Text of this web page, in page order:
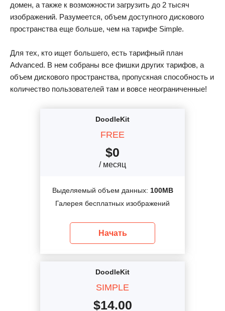
домен, а также к возможности загрузить до 2 тысяч
изображений. Разумеется, объем доступного дискового
пространства еще больше, чем на тарифе Simple.
Для тех, кто ищет большего, есть тарифный план
Advanced. В нем собраны все фишки других тарифов, а
объем дискового пространства, пропускная способность и
количество пользователей там и вовсе неограниченные!
DoodleKit
FREE
$0
/ месяц
Выделяемый объем данных: 100MB
Галерея бесплатных изображений
Начать
DoodleKit
SIMPLE
$14.00